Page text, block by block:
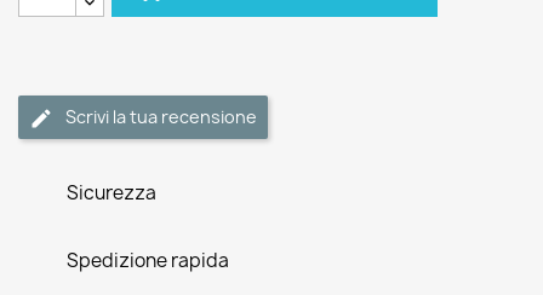
Scrivi la tua recensione
Sicurezza
Spedizione rapida